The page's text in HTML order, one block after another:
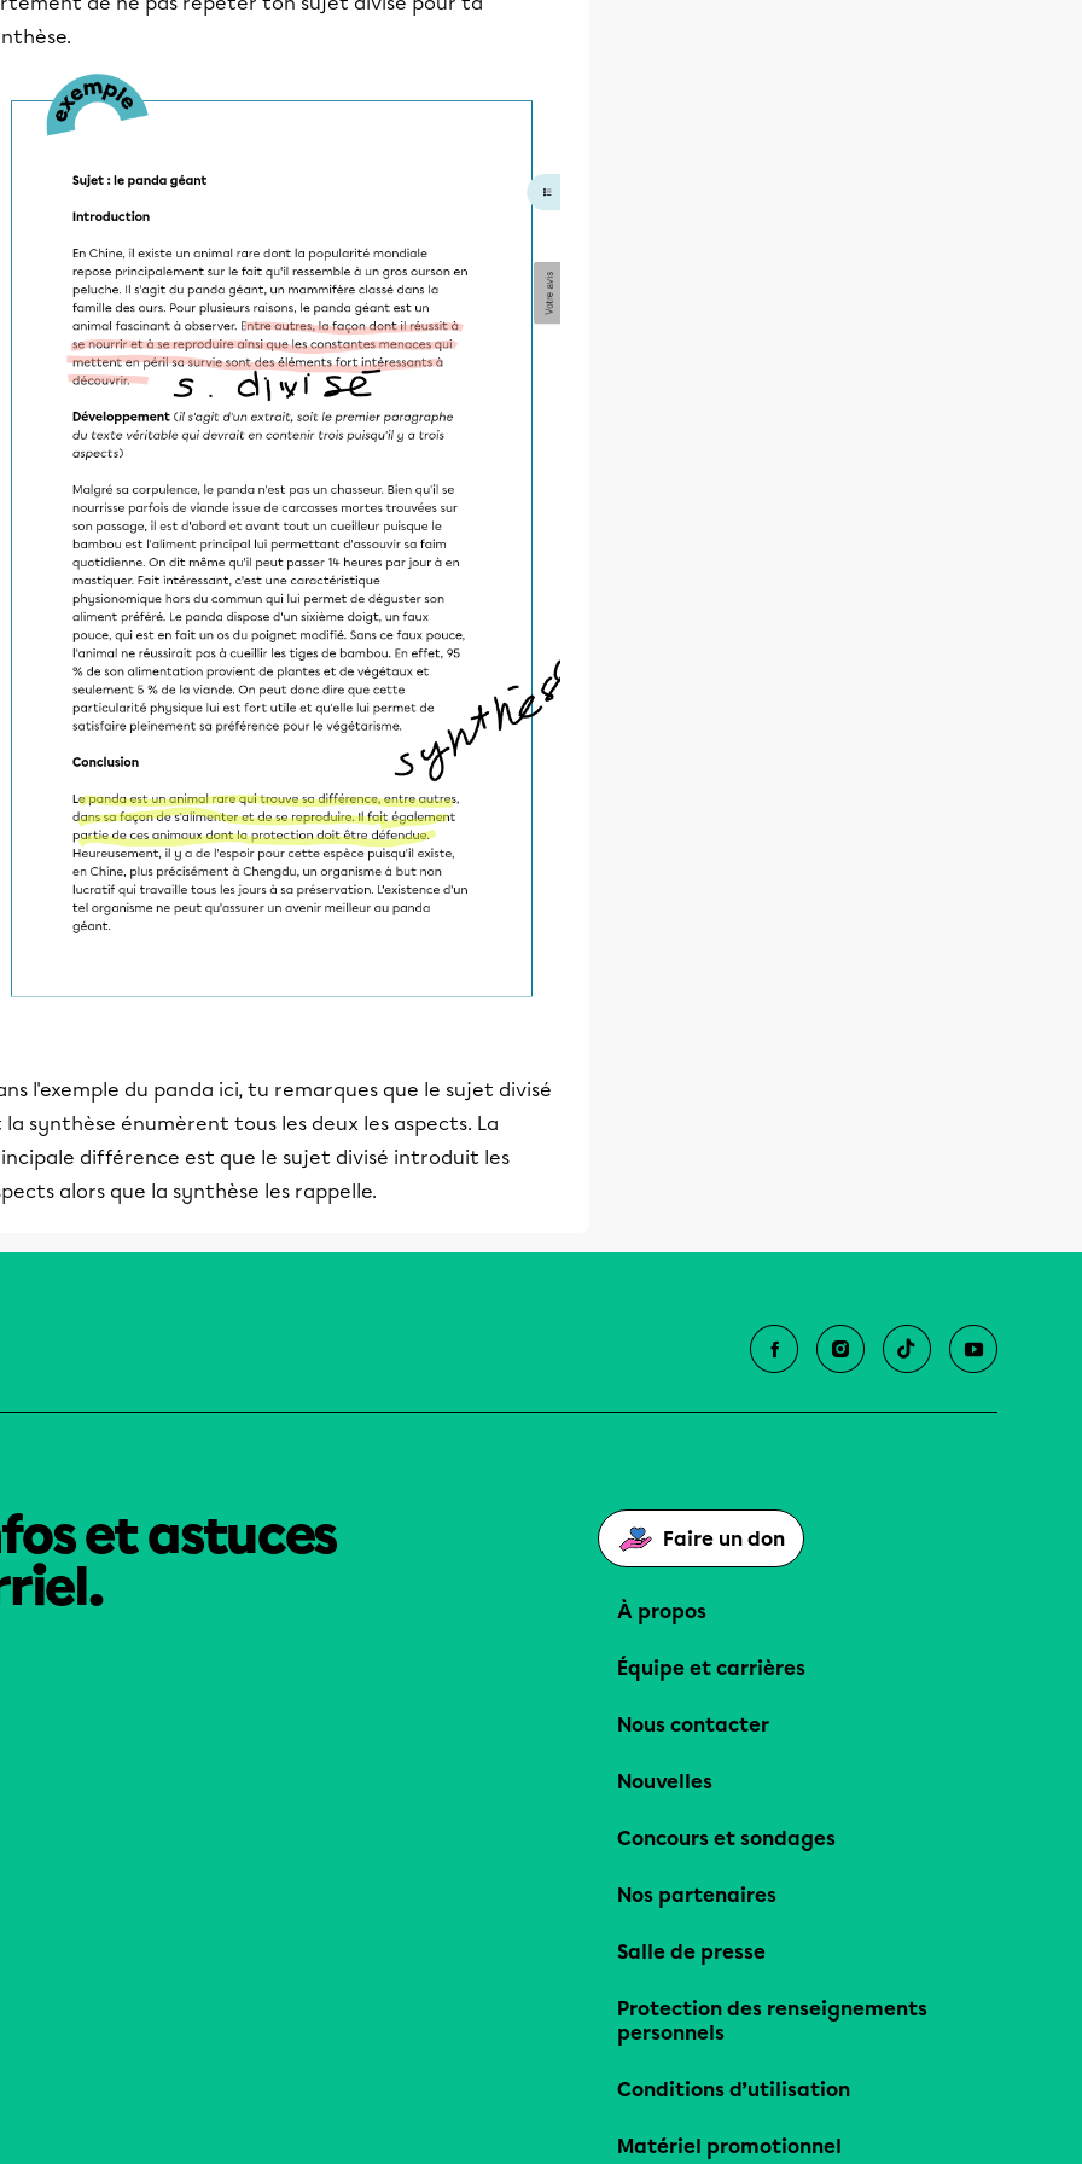
l'exemple du panda ici, tu remarques que le sujet divisé
la synthèse énumèrent tous les deux les aspects. La
différence est que le sujet divisé introduit les
alors que la synthèse les rappelle.
et astuces
Faire un don
À propos
Équipe et carrières
Nous contacter
Nouvelles
Concours et sondages
Nos partenaires
Salle de presse
Protection des renseignements
personnels
Conditions d’utilisation
Matériel promotionnel